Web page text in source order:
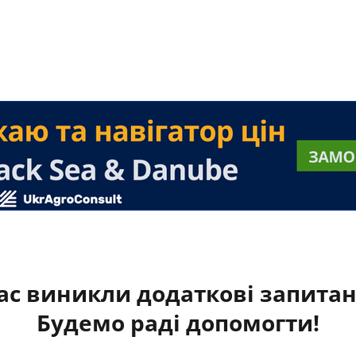
виникли додаткові
Будемо раді допомогти!